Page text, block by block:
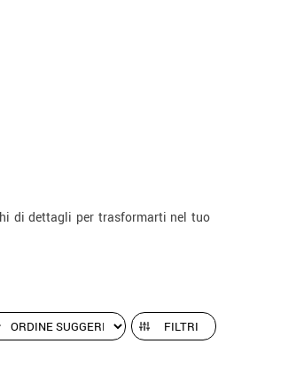
di dettagli per trasformarti nel tuo
FILTRI